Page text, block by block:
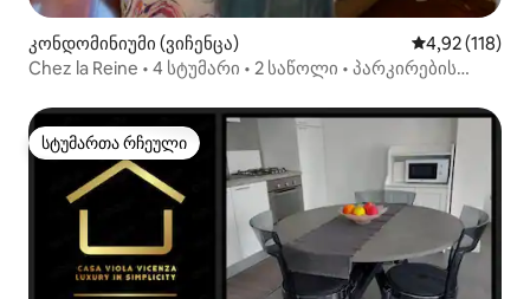
კონდომინიუმი (ვიჩენცა) საშუალო
4,92 (118)
Chez la Reine • 4 სტუმარი • 2 საწოლი • პარკირების
სტუმართა რჩეული
სტუმართა რჩეული